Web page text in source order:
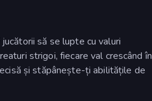
să se lupte cu valuri
strigoi, fiecare val crescând în
și stăpânește-ți abilitățile de